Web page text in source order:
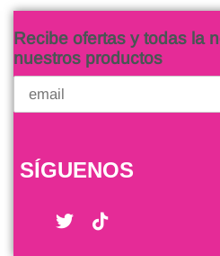
Recibe ofertas y todas la
nuestros productos
SÍGUENOS